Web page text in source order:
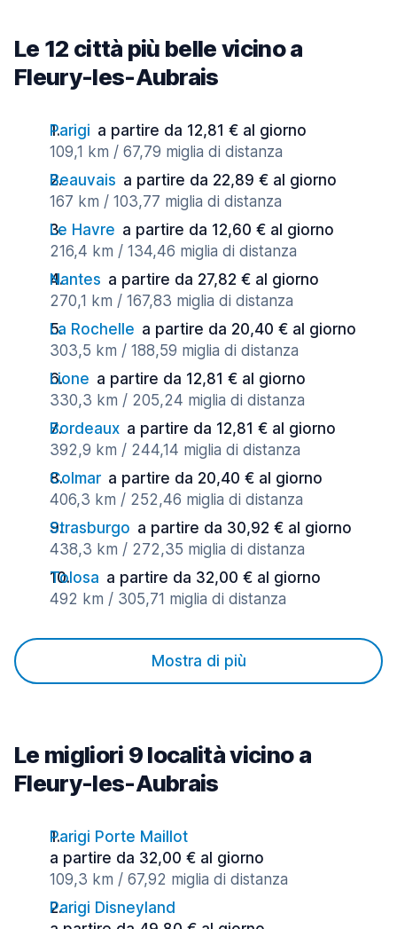
Le 12 città più belle vicino a
Fleury-les-Aubrais
Parigi a partire da 12,81 € al giorno
109,1 km / 67,79 miglia di distanza
Beauvais a partire da 22,89 € al giorno
167 km / 103,77 miglia di distanza
Le Havre a partire da 12,60 € al giorno
216,4 km / 134,46 miglia di distanza
Nantes a partire da 27,82 € al giorno
270,1 km / 167,83 miglia di distanza
La Rochelle a partire da 20,40 € al giorno
303,5 km / 188,59 miglia di distanza
Lione a partire da 12,81 € al giorno
330,3 km / 205,24 miglia di distanza
Bordeaux a partire da 12,81 € al giorno
392,9 km / 244,14 miglia di distanza
Colmar a partire da 20,40 € al giorno
406,3 km / 252,46 miglia di distanza
Strasburgo a partire da 30,92 € al giorno
438,3 km / 272,35 miglia di distanza
Tolosa a partire da 32,00 € al giorno
492 km / 305,71 miglia di distanza
Mostra di più
Le migliori 9 località vicino a
Fleury-les-Aubrais
Parigi Porte Maillot
a partire da 32,00 € al giorno
109,3 km / 67,92 miglia di distanza
Parigi Disneyland